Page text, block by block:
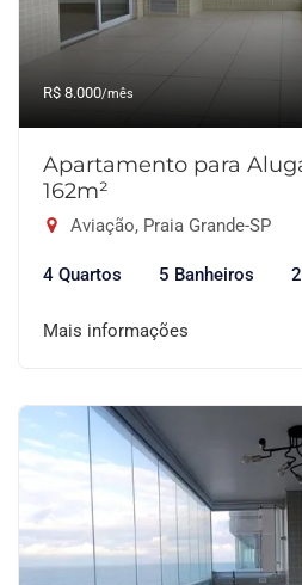
R$ 8.000/mês
Apartamento para
162m²
Aviação, Praia Grande-SP
4 Quartos 5 Banheiros
Mais informações